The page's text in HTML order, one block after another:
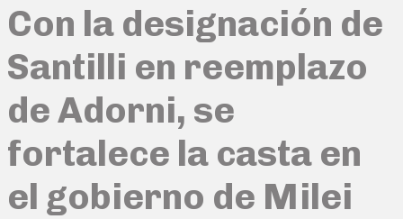
Con la designación de
Santilli en reemplazo
de Adorni, se
fortalece la casta en
el gobierno de Milei